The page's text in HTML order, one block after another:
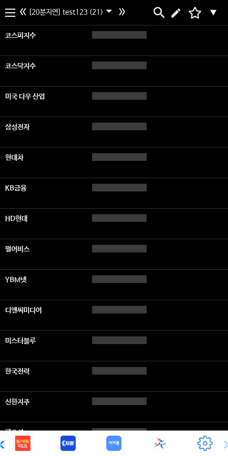
[20분지연] test123 (21) ▼
코스피지수
코스닥지수
미국 다우 산업
삼성전자
현대차
KB금융
HD현대
펄어비스
YBM넷
디앤씨미디어
미스터블루
한국전력
신한지주
팬오션